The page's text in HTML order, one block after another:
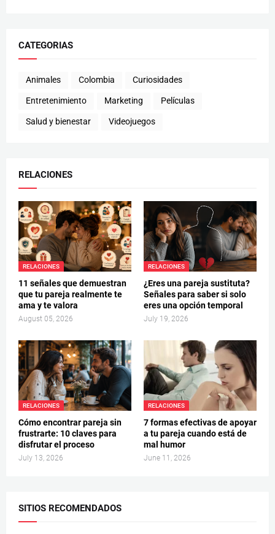
CATEGORIAS
Animales Colombia Curiosidades
Entretenimiento Marketing Películas
Salud y bienestar Videojuegos
RELACIONES
RELACIONES
11 señales que demuestran
que tu pareja realmente te
ama y te valora
August 05, 2026
RELACIONES
¿Eres una pareja sustituta?
Señales para saber si solo
eres una opción temporal
July 19, 2026
RELACIONES
Cómo encontrar pareja sin
frustrarte: 10 claves para
disfrutar el proceso
July 13, 2026
RELACIONES
7 formas efectivas de apoyar
a tu pareja cuando está de
mal humor
June 11, 2026
SITIOS RECOMENDADOS